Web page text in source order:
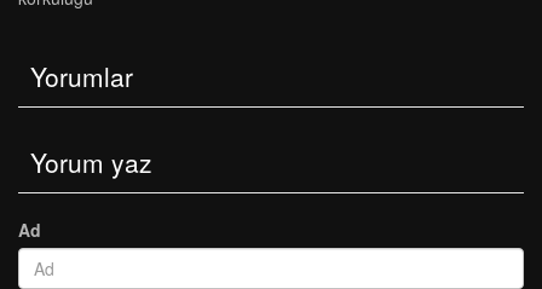
Yorumlar
Yorum yaz
Ad